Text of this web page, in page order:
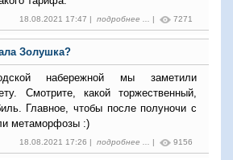
18.08.2021 17:47 | подробнее ... | 7271
Золушка?
набережной мы заметили
Смотрите, какой торжественный,
Главное, чтобы после полуночи с
метаморфозы :)
18.08.2021 17:26 | подробнее ... | 9156